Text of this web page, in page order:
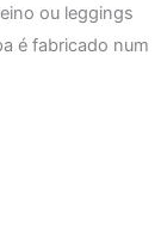
ou leggings
é fabricado num